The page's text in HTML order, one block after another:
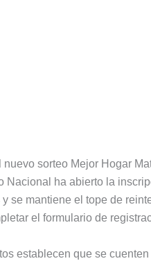
nuevo sorteo Mejor Hogar
Nacional ha abierto la
se mantiene el tope de
el formulario de
establecen que se